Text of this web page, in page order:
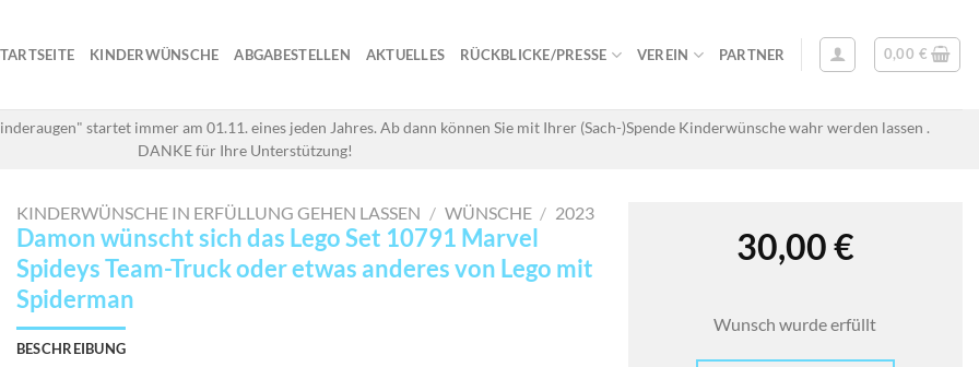
KINDERWÜNSCHE ABGABESTELLEN AKTUELLES RÜCKBLICKE/PRESSE VEREIN PARTNER 0,00 €
startet immer am 01.11. eines jeden Jahres. Ab dann können Sie mit Ihrer (Sach-)Spende Kinderwünsche wahr werden lassen .
DANKE für Ihre Unterstützung!
KINDERWÜNSCHE IN ERFÜLLUNG GEHEN LASSEN / WÜNSCHE / 2023
Damon wünscht sich das Lego Set 10791 Marvel
Spideys Team-Truck oder etwas anderes von Lego mit
Spiderman
BESCHREIBUNG
30,00€
Wunsch wurde erfüllt